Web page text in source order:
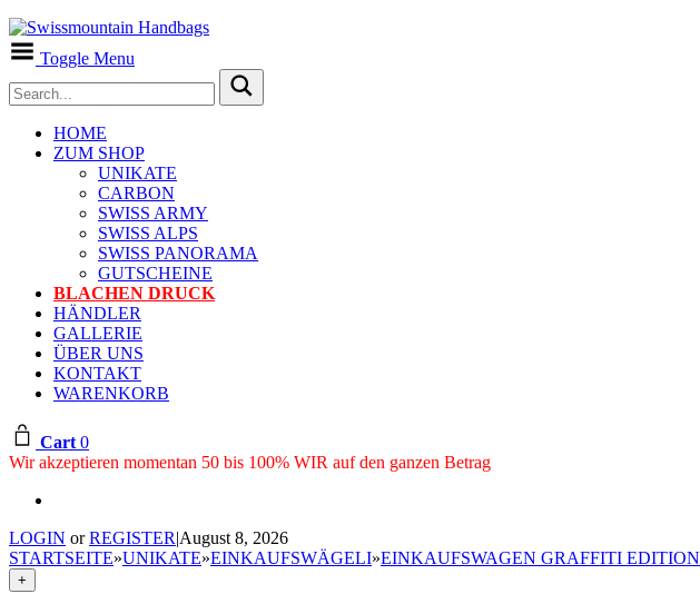
Toggle Menu
HOME
ZUM SHOP
UNIKATE
CARBON
SWISS ARMY
SWISS ALPS
SWISS PANORAMA
GUTSCHEINE
BLACHEN DRUCK
HÄNDLER
GALLERIE
ÜBER UNS
KONTAKT
WARENKORB
Cart 0
Wir akzeptieren momentan 50 bis 100% WIR auf den ganzen Betrag
LOGIN orREGISTER|August 8, 2026
STARTSEITE»UNIKATE»EINKAUFSWÄGELI»EINKAUFSWAGEN GRAFFITI EDITION
+